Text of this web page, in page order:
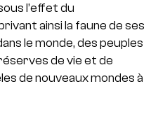
l’effet du
ainsi la faune de ses
le monde, des peuples
de vie et de
de nouveaux mondes à